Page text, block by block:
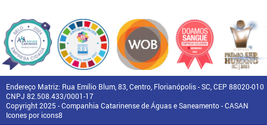
Endereço Matriz: Rua Emílio Blum, 83, Centro, Florianópolis - SC, CEP 88020-010
CNPJ 82.508.433/0001-17
Copyright 2025 - Companhia Catarinense de Águas e Saneamento - CASAN
Icones por icons8